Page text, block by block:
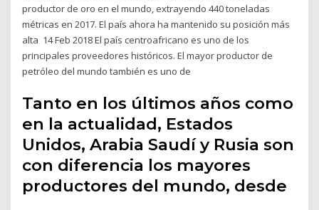
productor de oro en el mundo, extrayendo 440 toneladas
métricas en 2017. El país ahora ha mantenido su posición más
alta 14 Feb 2018 El país centroafricano es uno de los
principales proveedores históricos. El mayor productor de
petróleo del mundo también es uno de
Tanto en los últimos años como
en la actualidad, Estados
Unidos, Arabia Saudí y Rusia son
con diferencia los mayores
productores del mundo, desde